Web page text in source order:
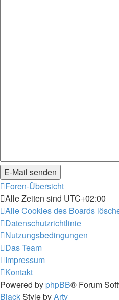
Foren-Übersicht
Alle Zeiten sind UTC+02:00
Alle Cookies des Boards
Datenschutzrichtlinie
Nutzungsbedingungen
Das Team
Impressum
Kontakt
Powered by phpBB® Forum
BlackStyle byArty